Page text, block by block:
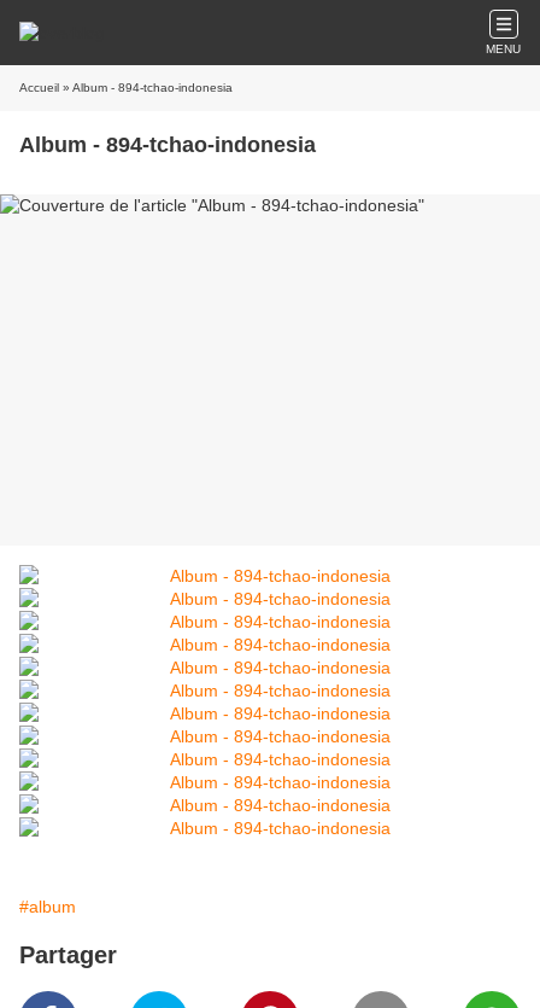
MENU
Accueil » Album - 894-tchao-indonesia
Album - 894-tchao-indonesia
#album
Partager